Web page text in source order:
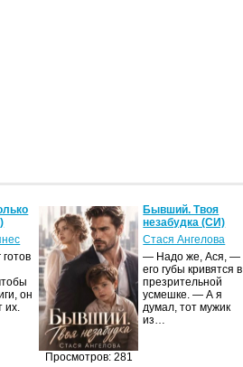
он
их.
Просмотров: 281
Бывший. Твоя
незабудка (СИ)
Стася Ангелова
— Надо же, Ася, —
его губы кривятся в
презрительной
усмешке. — А я
думал, тот мужик
из…